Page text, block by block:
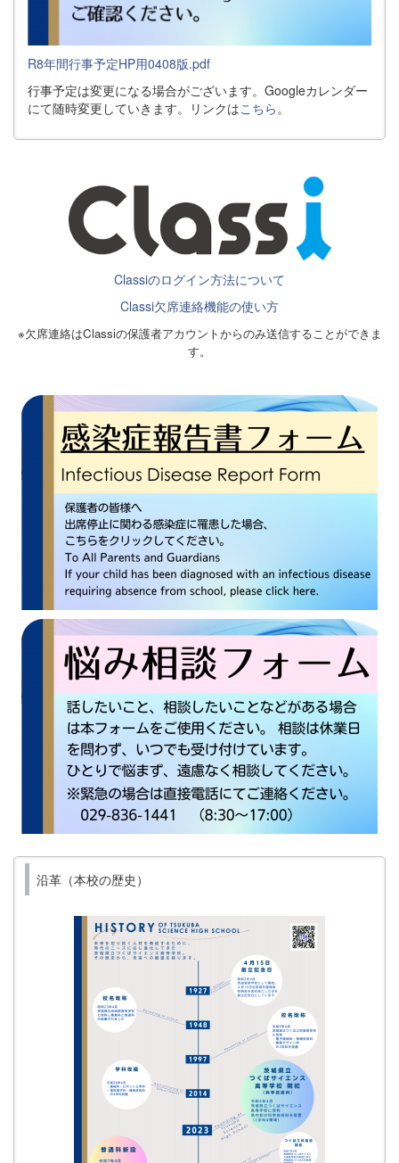
R8年間行事予定HP用0408版.pdf
行事予定は変更になる場合がございます。Googleカレンダー
にて随時変更していきます。リンクはこちら。
Classiのログイン方法について
Classi欠席連絡機能の使い方
※欠席連絡はClassiの保護者アカウントからのみ送信することができま
す。
沿革（本校の歴史）